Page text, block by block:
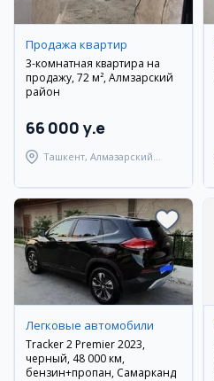
Продажа квартир
3-комнатная квартира на
продажу, 72 м², Алмзарский
район
66 000 y.e
Ташкент, Алмазарский
Легковые автомобили
Tracker 2 Premier 2023,
черный, 48 000 км,
бензин+пропан, Самарканд